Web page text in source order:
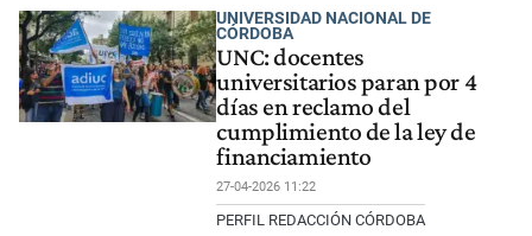
UNIVERSIDAD NACIONAL DE
CÓRDOBA
UNC: docentes
universitarios paran por 4
días en reclamo del
cumplimiento de la ley de
financiamiento
27-04-2026 11:22
PERFIL REDACCIÓN CÓRDOBA